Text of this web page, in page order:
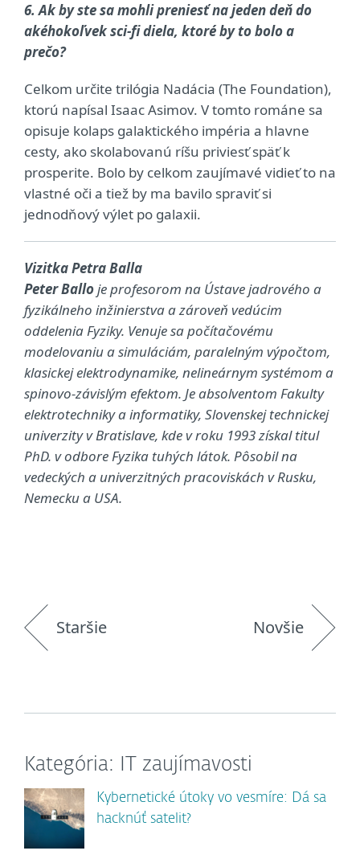
6. Ak by ste sa mohli preniesť na jeden deň do
akéhokoľvek sci-fi diela, ktoré by to bolo a
prečo?
Celkom určite trilógia Nadácia (The Foundation),
ktorú napísal Isaac Asimov. V tomto románe sa
opisuje kolaps galaktického impéria a hlavne
cesty, ako skolabovanú ríšu priviesť späť k
prosperite. Bolo by celkom zaujímavé vidieť to na
vlastné oči a tiež by ma bavilo spraviť si
jednodňový výlet po galaxii.
Vizitka Petra Balla
Peter Balloje profesorom na Ústave jadrového a
fyzikálneho inžinierstva a zároveň vedúcim
oddelenia Fyziky. Venuje sa počítačovému
modelovaniu a simuláciám, paralelným výpočtom,
klasickej elektrodynamike, nelineárnym systémom a
spinovo-závislým efektom. Je absolventom Fakulty
elektrotechniky a informatiky, Slovenskej technickej
univerzity v Bratislave, kde v roku 1993 získal titul
PhD. v odbore Fyzika tuhých látok. Pôsobil na
vedeckých a univerzitných pracoviskách v Rusku,
Nemecku a USA.
Staršie Novšie
Kategória: IT zaujímavosti
Kybernetické útoky vo vesmíre: Dá sa
hacknúť satelit?